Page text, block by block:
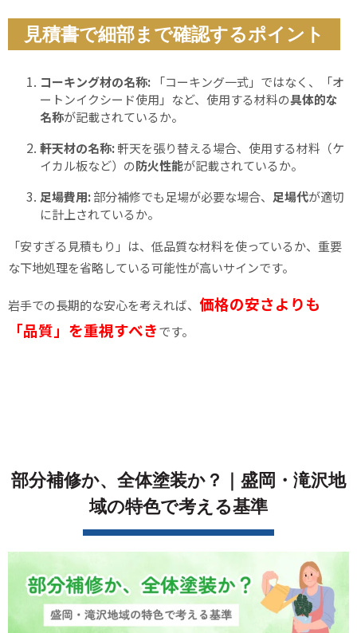
見積書で細部まで確認するポイント
コーキング材の名称: 「コーキング一式」ではなく、「オ
ートンイクシード使用」など、使用する材料の具体的な
名称が記載されているか。
軒天材の名称:軒天を張り替える場合、使用する材料（ケ
イカル板など）の防火性能が記載されているか。
足場費用:部分補修でも足場が必要な場合、 足場代が適切
に計上されているか。
「安すぎる見積もり」は、低品質な材料を使っているか、重要
な下地処理を省略している可能性が高いサインです。
岩手での長期的な安心を考えれば、 価格の安さよりも
「品質」を重視すべきです。
部分補修か、全体塗装か？｜盛岡・滝沢地
域の特色で考える基準